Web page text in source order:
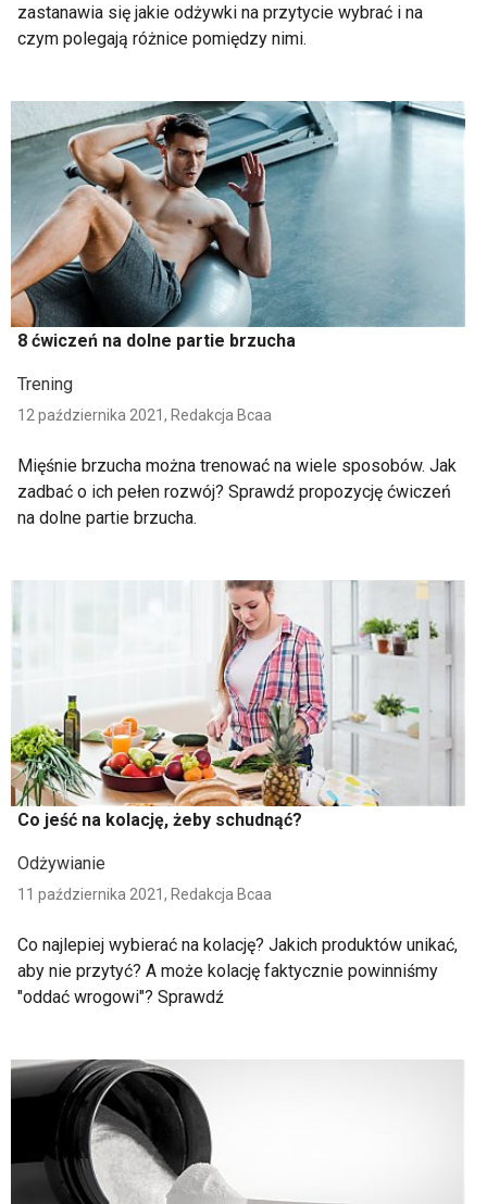
zastanawia się jakie odżywki na przytycie wybrać i na
czym polegają różnice pomiędzy nimi.
8 ćwiczeń na dolne partie brzucha
Trening
12 października 2021, Redakcja Bcaa
Mięśnie brzucha można trenować na wiele sposobów. Jak
zadbać o ich pełen rozwój? Sprawdź propozycję ćwiczeń
na dolne partie brzucha.
Co jeść na kolację, żeby schudnąć?
Odżywianie
11 października 2021, Redakcja Bcaa
Co najlepiej wybierać na kolację? Jakich produktów unikać,
aby nie przytyć? A może kolację faktycznie powinniśmy
"oddać wrogowi"? Sprawdź